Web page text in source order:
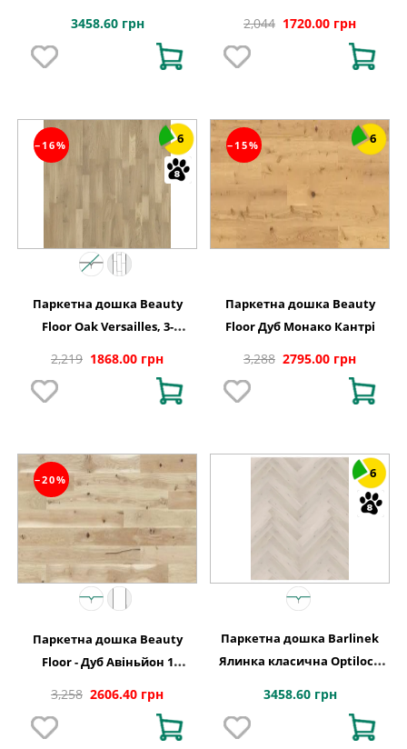
1WC000002
3458.60 грн 2,044 1720.00 грн
−16% 6
Паркетна дошка Beauty
Floor Oak Versailles, 3-
2,219 1868.00 грн
−15% 6
Паркетна дошка Beauty
Floor Дуб Монако Кантрі
3,288 2795.00 грн
−20%
Паркетна дошка Beauty
Floor - Дуб Авіньйон 1
3,258 2606.40 грн
6
Паркетна дошка Barlinek
Ялинка класична Optilock
1WC000001
3458.60 грн